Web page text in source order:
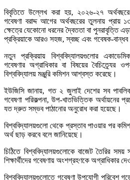
বিবৃতিতে উল্লেখ করা হয়, ২০২৬-২৭ অর্থবছরে
গবেষণা বরাদ্দ আগের অর্থবছরের তুলনায় প্রায়
ক্ষেত্রে যেকোনো ধরনের দ্বৈততা বা পুনরাবৃত্তি
প্রক্রিয়াকে আরও সহজ, স্বচ্ছ এবং গবেষক-বান্ধব
নতুন প্রক্রিয়ায় বিশ্ববিদ্যালয়গুলোর
গবেষণার অগ্রাধিকার বা বিষয়ের
বিশ্ববিদ্যালয় মঞ্জুরি কমিশন আশ্বস্ত করেছে।
ইউজিসি জানায়, গত ২ জুলাই দেশের সব পাবলিক
গবেষণা পরিকল্পনা, উপ-খাতভিত্তিক অর্থায়নের
যত দ্রুত সম্ভব পাঠানোর অনুরোধ করা হয়েছে।
বিশ্ববিদ্যালয়গুলো থেকে প্রস্তাব পাওয়ার পর
অর্থ ছাড় করবে বলে জানিয়েছে।
চিঠিতে বিশ্ববিদ্যালয়গুলোকে বাজেট তৈরির
শিক্ষার্থীদের গবেষণায় অংশগ্রহণকে অগ্রাধিকার
বিশ্ববিদ্যালয়গুলোতে গবেষণা উপযোগী পরিবেশ